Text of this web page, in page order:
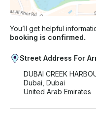
You’ll get helpful
booking is confirmed.
Street Address For
DUBAI CREEK
Dubai, Dubai
United Arab Emirates